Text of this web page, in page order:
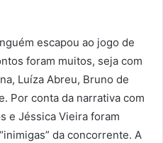
escapou ao jogo de
foram muitos, seja com
Luíza Abreu, Bruno de
Por conta da narrativa com
e Jéssica Vieira foram
da concorrente. A